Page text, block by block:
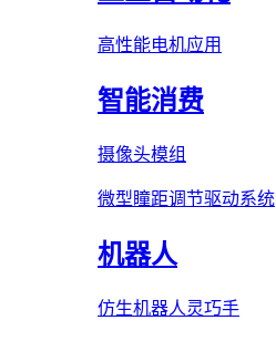
高性能电机应用
智能消费
摄像头模组
微型瞳距调节驱动系统
机器人
仿生机器人灵巧手